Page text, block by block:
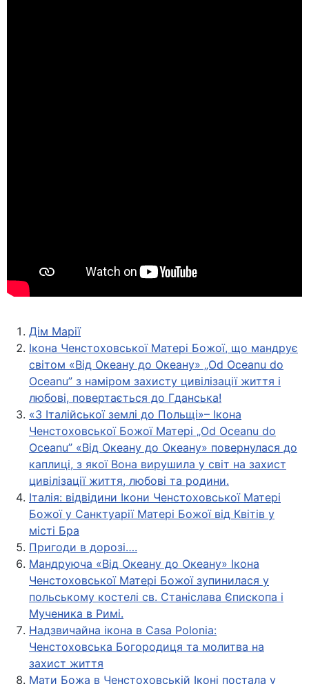
Дім Марії
Ікона Ченстоховської Матері Божої, що мандрує
світом «Від Океану до Океану» „Od Oceanu do
Oceanu” з наміром захисту цивілізації життя і
любові, повертається до Гданська!
«З Італійської землі до Польщі»– Ікона
Ченстоховської Божої Матері „Od Oceanu do
Oceanu” «Від Oкеану до Oкеану» повернулася до
каплиці, з якої Вона вирушила у світ на захист
цивілізації життя, любові та родини.
Італія: відвідини Ікони Ченстоховської Матері
Божої у Санктуарії Матері Божої від Квітів у
місті Бра
Пригоди в дорозі….
Мандруюча «Від Океану до Океану» Ікона
Ченстоховської Матері Божої зупинилася у
польському костелі св. Станіслава Єпископа і
Мученика в Римі.
Надзвичайна ікона в Casa Polonia:
Ченстоховська Богородиця та молитва на
захист життя
Мати Божа в Ченстоховській Іконі постала у